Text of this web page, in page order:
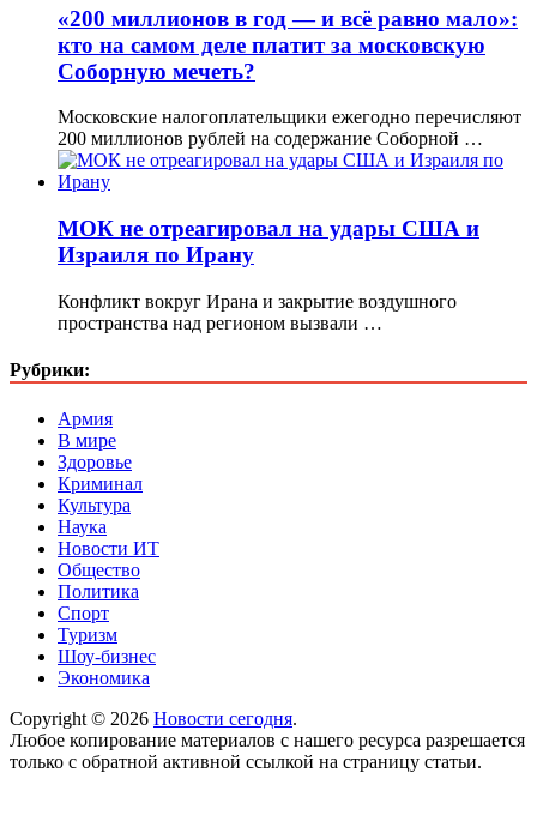
«200 миллионов в год — и всё равно мало»:
кто на самом деле платит за московскую
Соборную мечеть?
Московские налогоплательщики ежегодно перечисляют
200 миллионов рублей на содержание Соборной …
МОК не отреагировал на удары США и
Израиля по Ирану
Конфликт вокруг Ирана и закрытие воздушного
пространства над регионом вызвали …
Рубрики:
Армия
В мире
Здоровье
Криминал
Культура
Наука
Новости ИТ
Общество
Политика
Спорт
Туризм
Шоу-бизнес
Экономика
Copyright © 2026 Новости сегодня.
Любое копирование материалов с нашего ресурса разрешается
только с обратной активной ссылкой на страницу статьи.